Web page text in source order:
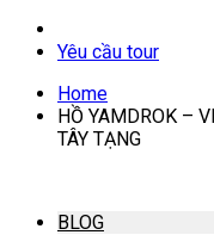
Yêu cầu tour
Home
HỒ YAMDROK –
TÂY TẠNG
BLOG